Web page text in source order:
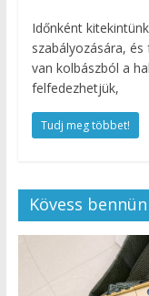
Időnként
szabályozására,
van kolbászból a
felfedezhetjük,
Tudj meg többet!
Kövess